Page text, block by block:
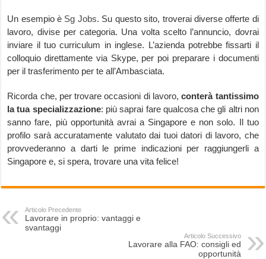
Un esempio è Sg Jobs. Su questo sito, troverai diverse offerte di
lavoro, divise per categoria. Una volta scelto l’annuncio, dovrai
inviare il tuo curriculum in inglese. L’azienda potrebbe fissarti il
colloquio direttamente via Skype, per poi preparare i documenti
per il trasferimento per te all’Ambasciata.
Ricorda che, per trovare occasioni di lavoro,conterà tantissimo
la tua specializzazione: più saprai fare qualcosa che gli altri non
sanno fare, più opportunità avrai a Singapore e non solo. Il tuo
profilo sarà accuratamente valutato dai tuoi datori di lavoro, che
provvederanno a darti le prime indicazioni per raggiungerli a
Singapore e, si spera, trovare una vita felice!
Articolo Precedente
Lavorare in proprio: vantaggi e
svantaggi
Articolo Successivo
Lavorare alla FAO: consigli ed
opportunità